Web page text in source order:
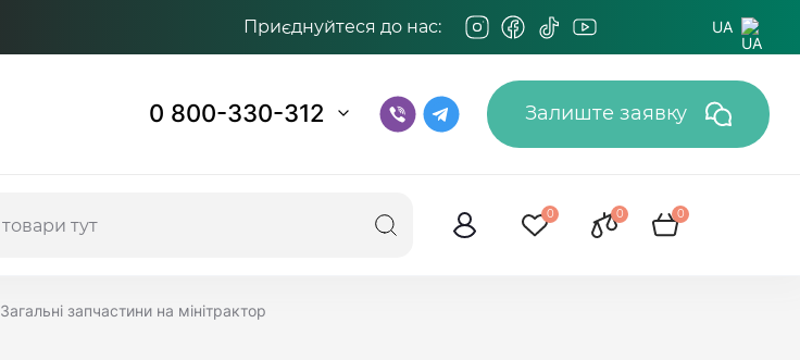
Приєднуйтеся до нас: UA
0 800-330-312 Залиште заявку
0 0 0
Загальні запчастини на мінітрактор